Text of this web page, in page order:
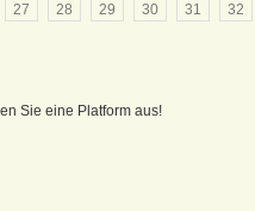
27 28 29 30 31 32
Sie eine Platform aus!